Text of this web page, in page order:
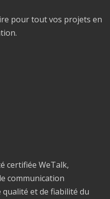
pour tout vos projets en
certifiée WeTalk,
communication
et de fiabilité du